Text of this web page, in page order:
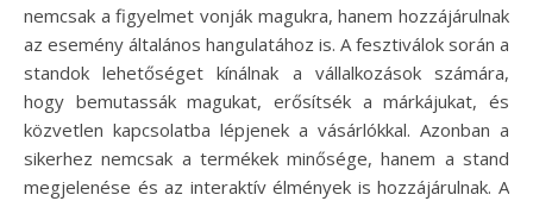
nemcsak a figyelmet vonják magukra, hanem hozzájárulnak
az esemény általános hangulatához is. A fesztiválok során a
standok lehetőséget kínálnak a vállalkozások számára,
hogy bemutassák magukat, erősítsék a márkájukat, és
közvetlen kapcsolatba lépjenek a vásárlókkal. Azonban a
sikerhez nemcsak a termékek minősége, hanem a stand
megjelenése és az interaktív élmények is hozzájárulnak. A